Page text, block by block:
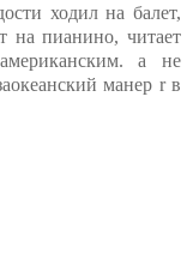
ходил на балет,
на пианино, читает
а не
манер r в